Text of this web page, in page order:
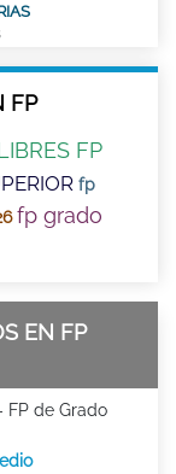
FP
FP
fp
fp grado
EN FP
FP de Grado